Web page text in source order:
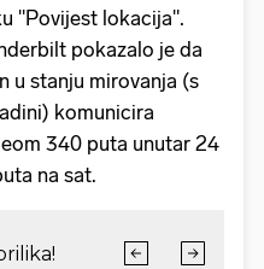
"Povijest lokacija".
pokazalo je da
u stanju mirovanja (s
komunicira
340 puta unutar 24
na sat.